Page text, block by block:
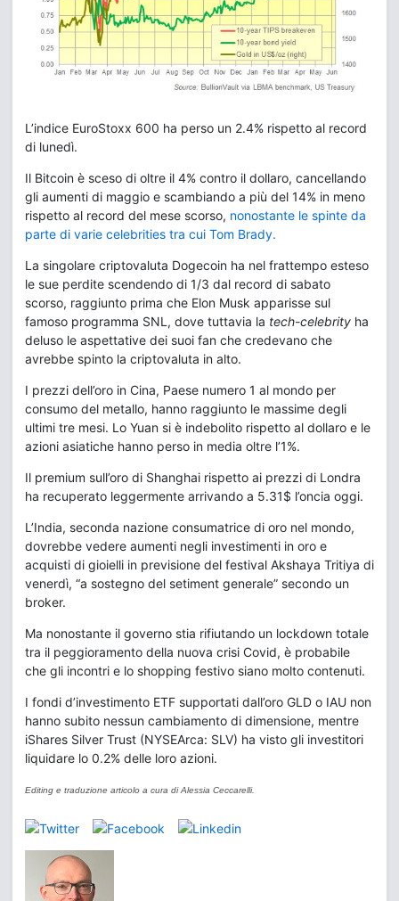
L’indice EuroStoxx 600 ha perso un 2.4% rispetto al record
di lunedì.
Il Bitcoin è sceso di oltre il 4% contro il dollaro, cancellando
gli aumenti di maggio e scambiando a più del 14% in meno
rispetto al record del mese scorso, nonostante le spinte da
parte di varie celebrities tra cui Tom Brady.
La singolare criptovaluta Dogecoin ha nel frattempo esteso
le sue perdite scendendo di 1/3 dal record di sabato
scorso, raggiunto prima che Elon Musk apparisse sul
famoso programma SNL, dove tuttavia la tech-celebrity ha
deluso le aspettative dei suoi fan che credevano che
avrebbe spinto la criptovaluta in alto.
I prezzi dell’oro in Cina, Paese numero 1 al mondo per
consumo del metallo, hanno raggiunto le massime degli
ultimi tre mesi. Lo Yuan si è indebolito rispetto al dollaro e le
azioni asiatiche hanno perso in media oltre l’1%.
Il premium sull’oro di Shanghai rispetto ai prezzi di Londra
ha recuperato leggermente arrivando a 5.31$ l’oncia oggi.
L’India, seconda nazione consumatrice di oro nel mondo,
dovrebbe vedere aumenti negli investimenti in oro e
acquisti di gioielli in previsione del festival Akshaya Tritiya di
venerdì, “a sostegno del setiment generale” secondo un
broker.
Ma nonostante il governo stia rifiutando un lockdown totale
tra il peggioramento della nuova crisi Covid, è probabile
che gli incontri e lo shopping festivo siano molto contenuti.
I fondi d’investimento ETF supportati dall’oro GLD o IAU non
hanno subito nessun cambiamento di dimensione, mentre
iShares Silver Trust (NYSEArca: SLV) ha visto gli investitori
liquidare lo 0.2% delle loro azioni.
Editing e traduzione articolo a cura di Alessia Ceccarelli.